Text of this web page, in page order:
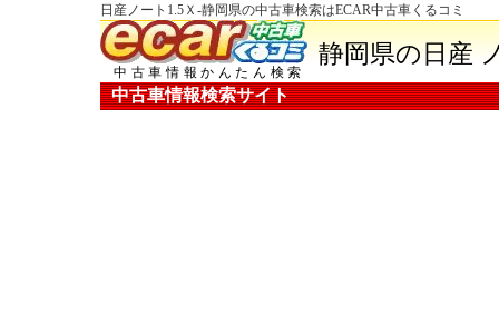
日産ノート1.5Ｘ-静岡県の中古車検索はECAR中古車くるコミ
中古車情報かんたん検索
静岡県の日産
中古車情報検索サイト